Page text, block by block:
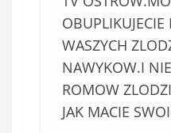
OBUPLIKUJECIE
WASZYCH
NAWYKOW.I
ROMOW
JAK MACIE